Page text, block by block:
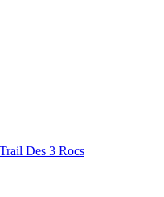
Trail Des 3 Rocs